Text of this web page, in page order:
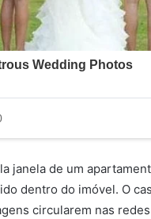
janela de um
dentro do imóvel. O
circularem nas